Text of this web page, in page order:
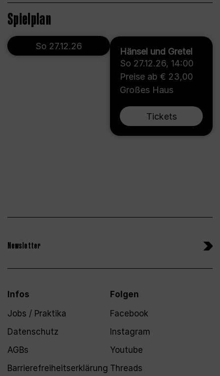
Spielplan
Hänsel und Gretel
So 27.12.26, 14:00
Preise ab € 23,00
Großes Haus
Tickets
So 27.12.26
Newsletter
Infos
Jobs / Praktika
Datenschutz
AGBs
Barrierefreiheitserklärung
Folgen
Facebook
Instagram
Youtube
Threads